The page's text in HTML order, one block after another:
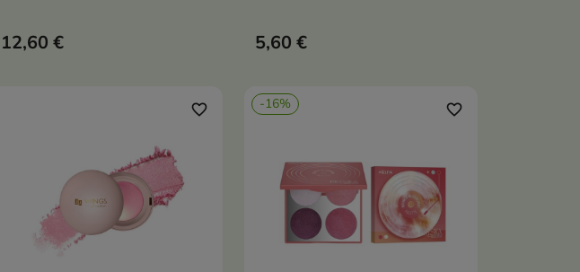
pigmentacja i możliwość
12,60 €
Kremowa formuła łatwo wtapia
5,60 €
favorite_border -16% favorite_border